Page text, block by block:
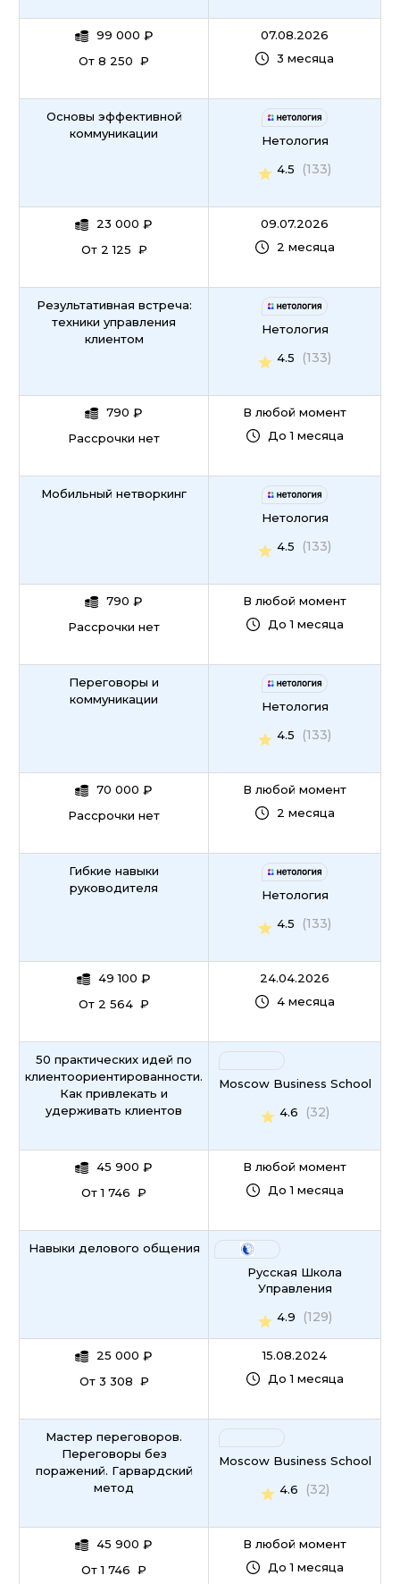
99 000 ₽
От 8 250 ₽
07.08.2026
3 месяца
Основы эффективной
коммуникации
23 000 ₽
От 2 125 ₽
Нетология
4.5
(133)
09.07.2026
2 месяца
Результативная встреча:
техники управления
клиентом
790 ₽
Рассрочки нет
Нетология
4.5
(133)
В любой момент
До 1 месяца
Мобильный нетворкинг
790 ₽
Рассрочки нет
Нетология
4.5
(133)
В любой момент
До 1 месяца
Переговоры и
коммуникации
70 000 ₽
Рассрочки нет
Нетология
4.5
(133)
В любой момент
2 месяца
Гибкие навыки
руководителя
49 100 ₽
От 2 564 ₽
Нетология
4.5
(133)
24.04.2026
4 месяца
50 практических идей по
клиентоориентированности.
Как привлекать и
удерживать клиентов
45 900 ₽
От 1 746 ₽
Moscow Business School
4.6
(32)
В любой момент
До 1 месяца
Навыки делового общения
25 000 ₽
От 3 308 ₽
Русская Школа
Управления
4.9
(129)
15.08.2024
До 1 месяца
Мастер переговоров.
Переговоры без
поражений. Гарвардский
метод
45 900 ₽
От 1 746 ₽
Moscow Business School
4.6
(32)
В любой момент
До 1 месяца